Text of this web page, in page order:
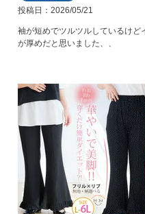
投稿日 2026/05/21
袖が短めでツルツルしているけど
が厚めだと思いました、、